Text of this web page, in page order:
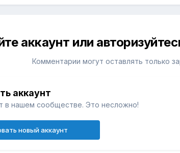
аккаунт или
Комментарии могут оставлять только
аккаунт
в нашем сообществе. Это несложно!
новый аккаунт